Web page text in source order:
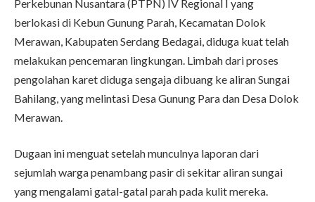
Perkebunan Nusantara (PTPN) IV Regional I yang
berlokasi di Kebun Gunung Parah, Kecamatan Dolok
Merawan, Kabupaten Serdang Bedagai, diduga kuat telah
melakukan pencemaran lingkungan. Limbah dari proses
pengolahan karet diduga sengaja dibuang ke aliran Sungai
Bahilang, yang melintasi Desa Gunung Para dan Desa Dolok
Merawan.
Dugaan ini menguat setelah munculnya laporan dari
sejumlah warga penambang pasir di sekitar aliran sungai
yang mengalami gatal-gatal parah pada kulit mereka.